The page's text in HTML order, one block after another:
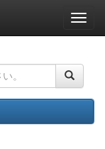
ナ
ビ
ー
ョ
ン